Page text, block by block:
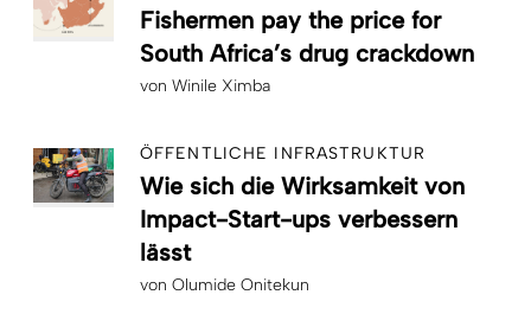
Fishermen pay the price for
South Africa’s drug crackdown
von Winile Ximba
ÖFFENTLICHE INFRASTRUKTUR
Wie sich die Wirksamkeit von
Impact-Start-ups verbessern
lässt
von Olumide Onitekun